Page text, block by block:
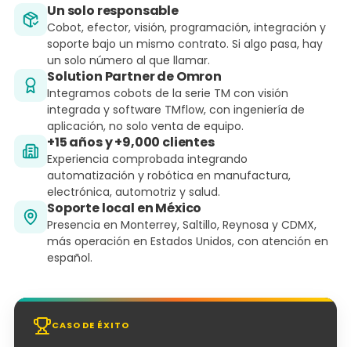
Un solo responsable
Cobot, efector, visión, programación, integración y
soporte bajo un mismo contrato. Si algo pasa, hay
un solo número al que llamar.
Solution Partner de Omron
Integramos cobots de la serie TM con visión
integrada y software TMflow, con ingeniería de
aplicación, no solo venta de equipo.
+15 años y +9,000 clientes
Experiencia comprobada integrando
automatización y robótica en manufactura,
electrónica, automotriz y salud.
Soporte local en México
Presencia en Monterrey, Saltillo, Reynosa y CDMX,
más operación en Estados Unidos, con atención en
español.
CASO DE ÉXITO